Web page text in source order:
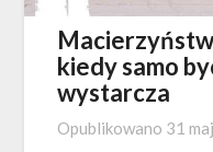
kiedy samo
wystarcza
Opublikowano 31